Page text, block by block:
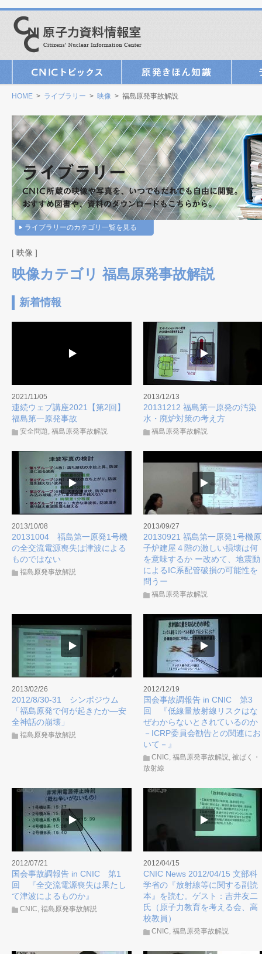
HOME > ライブラリー > 映像 > 福島原発事故解説
ライブラリーのカテゴリ一覧を見る
[ 映像 ]
映像カテゴリ 福島原発事故解説
新着情報
2021/11/05
連続ウェブ講座2021【第2回】
福島第一原発事故
安全問題, 福島原発事故解説
2013/12/13
20131212 福島第一原発の汚染
水・廃炉対策の考え方
福島原発事故解説
2013/10/08
20131004 福島第一原発1号機
の全交流電源喪失は津波による
ものではない
福島原発事故解説
2013/09/27
20130921 福島第一原発1号機原
子炉建屋４階の激しい損壊は何
を意味するか ー改めて、地震動
によるIC系配管破損の可能性を
問うー
福島原発事故解説
2013/02/26
2012/8/30-31 シンポジウム
「福島原発で何が起きたか―安
全神話の崩壊」
福島原発事故解説
2012/12/19
国会事故調報告 in CNIC 第3
回 『低線量放射線リスクはな
ぜわからないとされているのか
－ICRP委員会勧告との関連にお
いて－』
CNIC, 福島原発事故解説, 被ばく・
放射線
2012/07/21
国会事故調報告 in CNIC 第1
回 『全交流電源喪失は果たし
て津波によるものか』
CNIC, 福島原発事故解説
2012/04/15
CNIC News 2012/04/15 文部科
学省の『放射線等に関する副読
本』を読む。ゲスト：吉井友二
氏（原子力教育を考える会、高
校教員）
CNIC, 福島原発事故解説